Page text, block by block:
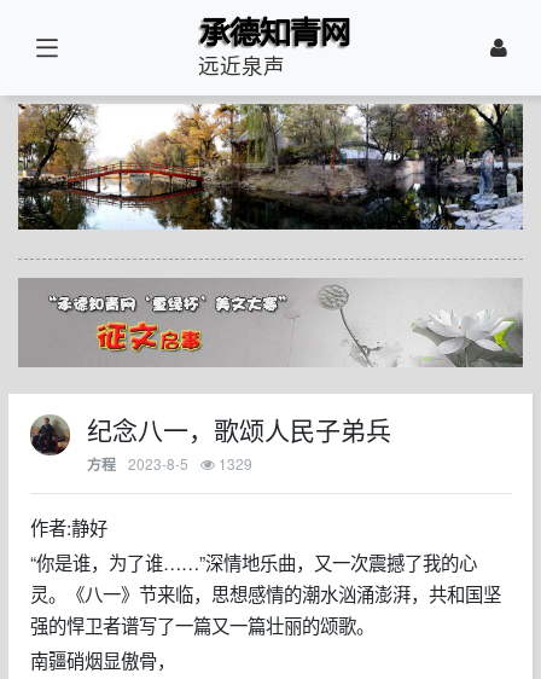
远近泉声
纪念八一，歌颂人民子弟兵
方程 2023-8-5 1329
作者:静好
“你是谁，为了谁……”深情地乐曲，又一次震撼了我的心
灵。《八一》节来临，思想感情的潮水汹涌澎湃，共和国坚
强的悍卫者谱写了一篇又一篇壮丽的颂歌。
南疆硝烟显傲骨，